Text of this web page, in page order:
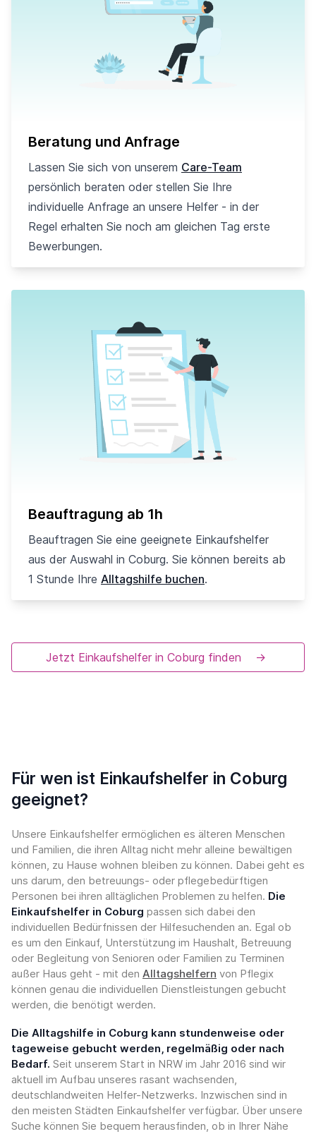
Beratung und Anfrage
Lassen Sie sich von unserem Care-Team
persönlich beraten oder stellen Sie Ihre
individuelle Anfrage an unsere Helfer - in der
Regel erhalten Sie noch am gleichen Tag erste
Bewerbungen.
Beauftragung ab 1h
Beauftragen Sie eine geeignete Einkaufshelfer
aus der Auswahl in Coburg. Sie können bereits ab
1 Stunde Ihre Alltagshilfe buchen.
Jetzt Einkaufshelfer in Coburg finden →
Für wen ist Einkaufshelfer in Coburg
geeignet?
Unsere Einkaufshelfer ermöglichen es älteren Menschen
und Familien, die ihren Alltag nicht mehr alleine bewältigen
können, zu Hause wohnen bleiben zu können. Dabei geht es
uns darum, den betreuungs- oder pflegebedürftigen
Personen bei ihren alltäglichen Problemen zu helfen. Die
Einkaufshelfer in Coburg passen sich dabei den
individuellen Bedürfnissen der Hilfesuchenden an. Egal ob
es um den Einkauf, Unterstützung im Haushalt, Betreuung
oder Begleitung von Senioren oder Familien zu Terminen
außer Haus geht - mit den Alltagshelfern von Pflegix
können genau die individuellen Dienstleistungen gebucht
werden, die benötigt werden.
Die Alltagshilfe in Coburg kann stundenweise oder
tageweise gebucht werden, regelmäßig oder nach
Bedarf. Seit unserem Start in NRW im Jahr 2016 sind wir
aktuell im Aufbau unseres rasant wachsenden,
deutschlandweiten Helfer-Netzwerks. Inzwischen sind in
den meisten Städten Einkaufshelfer verfügbar. Über unsere
Suche können Sie bequem herausfinden, ob in Ihrer Nähe